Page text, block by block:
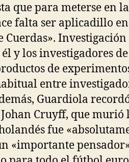
que para meterse en la
falta ser aplicadillo
Cuerdas». Investigación
y los investigadores
de
entre
Guardiola
Cruyff, que murió
fue
«importante